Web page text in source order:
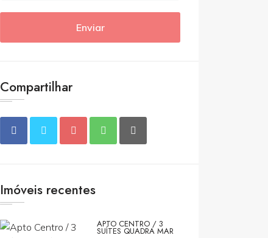
Enviar
Compartilhar
Imóveis recentes
APTO CENTRO / 3
SUÍTES QUADRA MAR